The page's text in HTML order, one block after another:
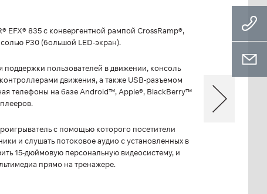
EFX® 835 с конвергентной рампой CrossRamp®,
P30 (большой LED-экран).
пользователей в движении, консоль
движения, а также USB-разъемом
телефоны на базе Android™, Apple®, BlackBerry™
с помощью которого посетители
и слушать потоковое аудио с установленных в
15-дюймовую персональную видеосистему, и
прямо на тренажере.